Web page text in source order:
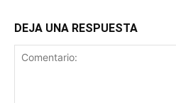
DEJA UNA RESPUESTA